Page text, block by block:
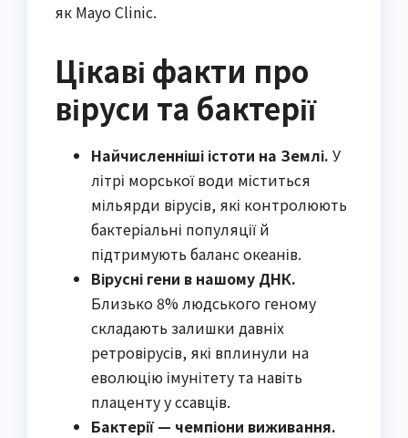
як Mayo Clinic.
Цікаві факти про
віруси та бактерії
Найчисленніші істоти на Землі. У
літрі морської води міститься
мільярди вірусів, які контролюють
бактеріальні популяції й
підтримують баланс океанів.
Вірусні гени в нашому ДНК.
Близько 8% людського геному
складають залишки давніх
ретровірусів, які вплинули на
еволюцію імунітету та навіть
плаценту у ссавців.
Бактерії — чемпіони виживання.